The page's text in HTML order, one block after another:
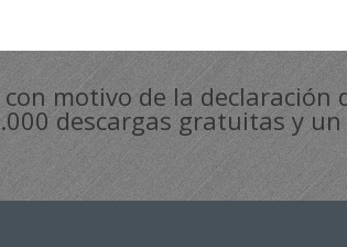
motivo de la declaración
descargas gratuitas y